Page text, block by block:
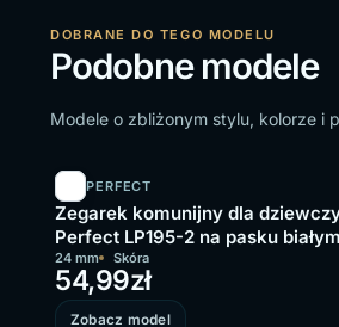
DOBRANE DO TEGO MODELU
Podobne modele
Modele o zbliżonym stylu, kolorze i
PERFECT
Zegarek komunijny dla
Perfect LP195-2 na pasku
tarcza
24 mm Skóra
54,99zł
Zobacz model